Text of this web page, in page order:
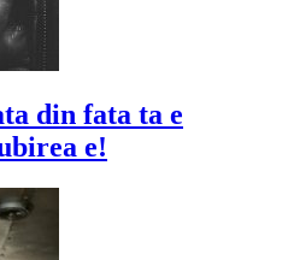
din fata ta e
e!